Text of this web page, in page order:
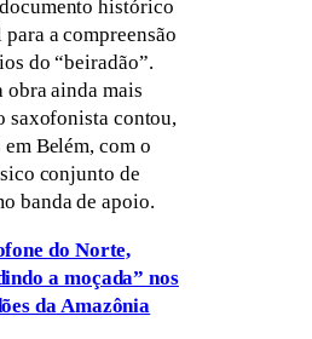
histórico
a compreensão
do “beiradão”.
obra ainda mais
saxofonista contou,
Belém, com o
conjunto de
banda de apoio.
do Norte,
a moçada” nos
da Amazônia